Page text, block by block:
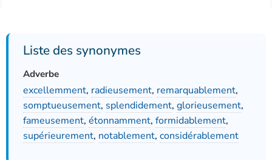
Liste des synonymes
Adverbe
excellemment, radieusement, remarquablement,
somptueusement, splendidement, glorieusement,
fameusement, étonnamment, formidablement,
supérieurement, notablement, considérablement